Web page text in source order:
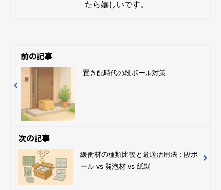
たら嬉しいです。
前の記事
置き配時代の段ボール対策
次の記事
緩衝材の種類比較と最適活用法：段ボ
ール vs 発泡材 vs 紙製